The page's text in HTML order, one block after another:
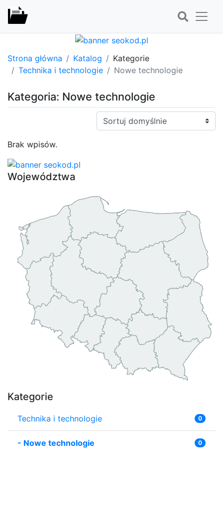
Strona główna Katalog
Kategorie
Technika i technologie
Nowe technologie
Kategoria: Nowe technologie
Sortuj:
Brak wpisów.
Województwa
Kategorie
Technika i technologie 0
- Nowe technologie 0